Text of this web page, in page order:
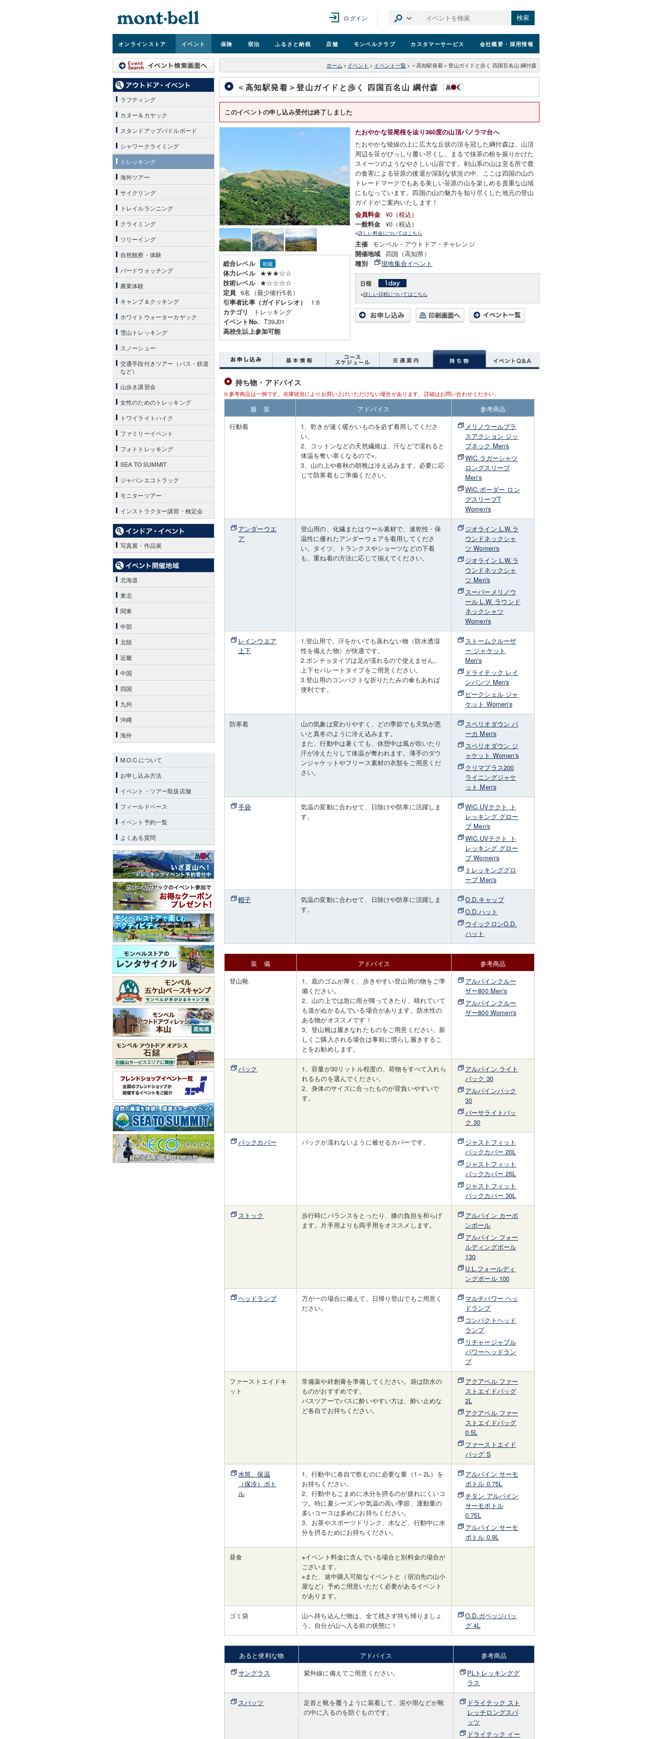
ログイン 検索
オンラインストア イベント 保険 宿泊 ふるさと納税 店舗 モンベルクラブ カスタマーサービス 会社概要 ・採用情報
ホーム > イベント > イベント一覧 > ＜高知駅発着＞登山ガイドと歩く 四国百名山 綱付森
＜高知駅発着＞登山ガイドと歩く 四国百名山 綱付森
このイベントの申し込み受付は終了しました
総合レベル 初級
体力レベル ★★★☆☆
技術レベル ★☆☆☆☆
定員 6名（最少催行5名）
引率者比率（ガイドレシオ） 1:6
カテゴリ トレッキング
イベントNo. T39J01
高校生以上参加可能
たおやかな笹尾根を辿り360度の山頂パノラマ台へ
たおやかな稜線の上に広大な丘状の頂を冠した綱付森は、山頂
周辺を笹がびっしり覆い尽くし、まるで抹茶の粉を振りかけた
スイーツのようなやさしい山容です。剣山系の山は至る所で鹿
の食害による笹原の後退が深刻な状況の中、ここは四国の山の
トレードマークでもある美しい笹原の山を楽しめる貴重な山域
にもなっています。四国の山の魅力を知り尽くした地元の登山
ガイドがご案内いたします！
会員料金 ¥0（税込）
一般料金 ¥0（税込）
※詳しい料金についてはこちら
主催 モンベル・アウトドア・チャレンジ
開催地域 四国（高知県）
種別 現地集合イベント
※詳しい日程についてはこちら
持ち物・アドバイス
参考商品は一例です。在庫状況によりお買い上げいただけない場合があります。詳細はお問い合わせください。
服 装 アドバイス
参考商品
行動着
1、乾きが速く暖かいものを必ず着用してくださ
い。
2、コットンなどの天然繊維は、汗などで濡れると
体温を奪い寒くなるので×。
3、山の上や春秋の朝晩は冷え込みます。必要に応
じて防寒着もご準備ください。
メリノウールプラ
スアクション ジッ
プネック Men's
WIC.ラガーシャツ
ロングスリーブ
Men's
WIC.ボーダー ロン
グスリーブT
Women's
アンダーウエ
ア
登山用の、化繊またはウール素材で、速乾性・保
温性に優れたアンダーウェアを着用してくださ
い。タイツ、トランクスやショーツなどの下着
も、重ね着の方法に応じて揃えてください。
ジオライン L.W.ラ
ウンドネックシャ
ツ Women's
ジオライン L.W.ラ
ウンドネックシャ
ツ Men's
スーパーメリノウ
ール L.W. ラウンド
ネックシャツ
Women's
レインウエア
上下
1.登山用で、汗をかいても蒸れない物（防水透湿
性を備えた物）が快適です。
2.ポンチョタイプは足が濡れるので使えません。
上下セパレートタイプをご用意ください。
3.登山用のコンパクトな折りたたみの傘もあれば
便利です。
ストームクルーザ
ー ジャケット
Men's
ドライテック レイ
ンパンツ Men's
ピークシェル ジャ
ケット Women's
防寒着
山の気象は変わりやすく、どの季節でも天気が悪
いと真冬のように冷え込みます。
また、行動中は暑くても、休憩中は風が吹いたり
汗が冷えたりして体温が奪われます。薄手のダウ
ンジャケットやフリース素材の衣類をご用意くだ
さい。
スペリオダウン パ
ーカ Men's
スペリオダウン ジ
ャケット Women's
クリマプラス200
ライニングジャケ
ット Men's
手袋
気温の変動に合わせて、日除けや防寒に活躍しま
す。
WIC.UVテクト ト
レッキング グロー
ブ Men's
WIC.UVテクト ト
レッキング グロー
ブ Women's
トレッキンググロ
ーブ Men's
帽子
気温の変動に合わせて、日除けや防寒に活躍しま
す。
O.D.キャップ
O.D.ハット
ウイックロンO.D.
ハット
装 備 アドバイス
参考商品
登山靴
1、底のゴムが厚く、歩きやすい登山用の物をご準
備ください。
2、山の上では急に雨が降ってきたり、晴れていて
も道がぬかるんでいる場合があります。防水性の
ある物がオススメです！
3、登山靴は履きなれたものをご用意ください。新
しくご購入される場合は事前に慣らし履きするこ
とをお勧めします。
アルパインクルー
ザー800 Men's
アルパインクルー
ザー800 Women's
パック
1、容量が30リットル程度の、荷物をすべて入れら
れるものを選んでください。
2、身体のサイズに合ったものが背負いやすいで
す。
アルパイン ライト
パック 30
アルパインパック
30
バーサライトパッ
ク 30
パックカバー パックが濡れないように被せるカバーです。
ジャストフィット
パックカバー 20L
ジャストフィット
パックカバー 25L
ジャストフィット
パックカバー 30L
ストック
歩行時にバランスをとったり、膝の負担を和らげ
ます。片手用よりも両手用をオススメします。
アルパイン カーボ
ンポール
アルパイン フォー
ルディングポール
130
U.L.フォールディ
ングポール 100
ヘッドランプ
万が一の場合に備えて、日帰り登山でもご用意く
ださい。
マルチパワー ヘッ
ドランプ
コンパクトヘッド
ランプ
リチャージャブル
パワーヘッドラン
プ
ファーストエイドキ
ット
常備薬や絆創膏を準備してください。袋は防水の
ものがおすすめです。
バスツアーでバスに酔いやすい方は、酔い止めな
ど各自でお持ちください。
アクアペル ファー
ストエイドバッグ
2L
アクアペル ファー
ストエイドバッグ
0.5L
ファーストエイド
バッグ S
水筒、保温
（保冷）ボト
ル
1、行動中に各自で飲むのに必要な量（1～2L）を
お持ちください。
2、行動中もこまめに水分を摂るのが疲れにくいコ
ツ。特に夏シーズンや気温の高い季節、運動量の
多いコースは多めにお持ちください。
3、お茶やスポーツドリンク、水など、行動中に水
分を摂るためにお持ちください。
アルパイン サーモ
ボトル 0.75L
チタン アルパイン
サーモボトル
0.75L
アルパイン サーモ
ボトル 0.9L
昼食
※イベント料金に含んでいる場合と別料金の場合が
ございます。
※また、途中購入可能なイベントと（宿泊先の山小
屋など）予めご用意いただく必要があるイベント
があります。
ゴミ袋
山へ持ち込んだ物は、全て残さず持ち帰りましょ
う。自分が山へ入る前の状態に！
O.D.ガベッジバッ
グ 4L
あると便利な物 アドバイス
参考商品
サングラス
紫外線に備えてご用意ください。
PLトレッキンググ
ラス
スパッツ
足首と靴を覆うように装着して、泥や雨などが靴
の中に入るのを防ぐものです。
ドライテック スト
レッチロングスパ
ッツ
ドライテック イー
ラフティング
カヌー＆カヤック
スタンドアップパドルボード
シャワークライミング
トレッキング
海外ツアー
サイクリング
トレイルランニング
クライミング
ツリーイング
自然観察・体験
バードウォッチング
農業体験
キャンプ＆クッキング
ホワイトウォーターカヤック
雪山トレッキング
スノーシュー
交通手段付きツアー（バス・鉄道
など）
山歩き講習会
女性のためのトレッキング
トワイライトハイク
ファミリーイベント
フォトトレッキング
SEA TO SUMMIT
ジャパンエコトラック
モニターツアー
インストラクター講習・検定会
写真展・作品展
北海道
東北
関東
中部
北陸
近畿
中国
四国
九州
沖縄
海外
M.O.C.について
お申し込み方法
イベント・ツアー取扱店舗
フィールドベース
イベント予約一覧
よくある質問